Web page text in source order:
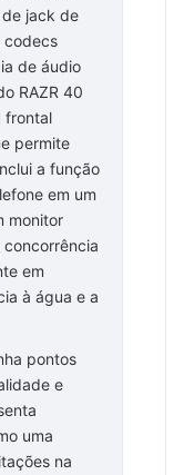
jack de
codecs
de áudio
RAZR 40
frontal
permite
a função
em um
monitor
em
à água e a
pontos
e
uma
na